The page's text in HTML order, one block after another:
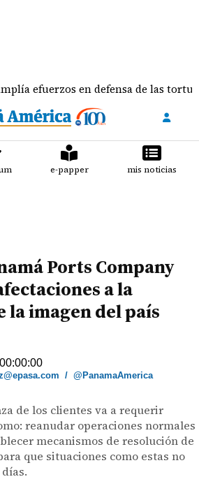
en defensa de las tortugas
e-papper mis noticias
Ports Company
a la
imagen del país
/@PanamaAmerica
de los clientes va a requerir
reanudar operaciones normales
mecanismos de resolución de
que situaciones como estas no